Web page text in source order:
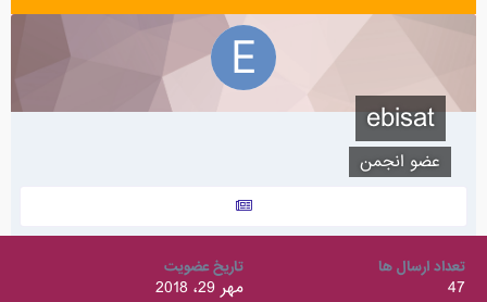
ebisat
عضو انجمن
تعداد ارسال ها
47
تاریخ عضویت
مهر 29، 2018